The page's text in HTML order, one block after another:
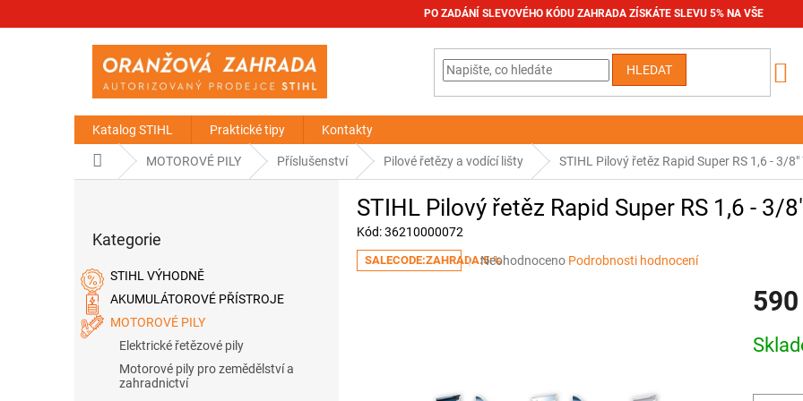
PO ZADÁNÍ SLEVOVÉHO KÓDU ZAHRADA ZÍSKÁTE SLEVU 5% NA VŠE
HLEDAT
Katalog STIHL Praktické tipy Kontakty
Domů MOTOROVÉ PILY Příslušenství Pilové řetězy a vodící lišty STIHL Pilový řetěz Rapid Super RS 1,6 - 3/8"
a
n
kategorie
Kategorie
STIHL VÝHODNĚ
AKUMULÁTOROVÉ PŘÍSTROJE
MOTOROVÉ PILY
Elektrické řetězové pily
Motorové pily pro zemědělství a
zahradnictví
STIHL Pilový řetěz Rapid Super RS 1,6 - 3/
Kód:36210000072
SALECODE:ZAHRADA:5:%Průměrné
Neohodnoceno Podrobnosti hodnocení
cena: